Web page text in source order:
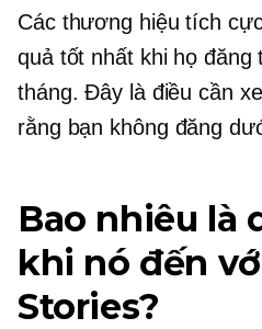
Các thương hiệu tích
quả tốt nhất khi họ đăng
tháng. Đây là điều cần
rằng bạn không đăng
Bao nhiêu là
khi nó đến
Stories?